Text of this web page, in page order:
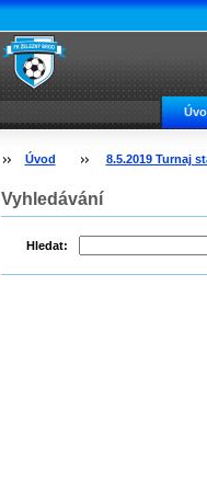
Úvod 8.5.2019 Turnaj
Vyhledávání
Hledat: